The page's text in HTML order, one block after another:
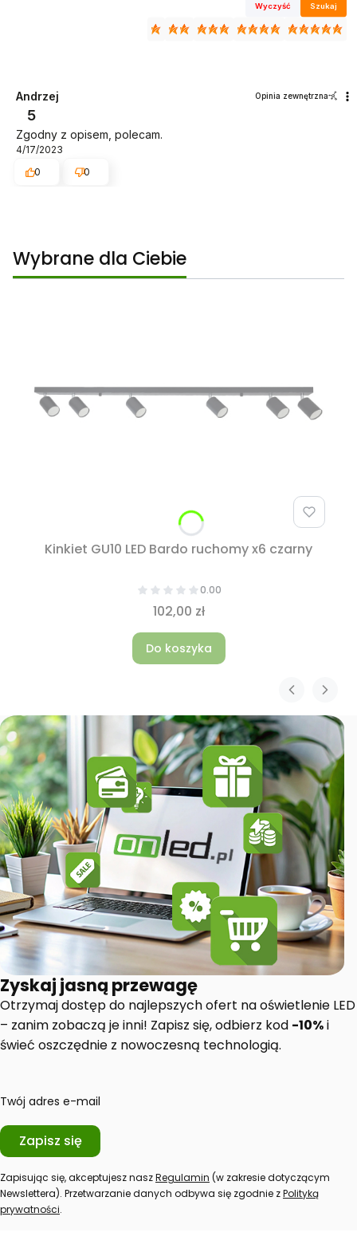
Wyczyść Szukaj
Andrzej Opinia zewnętrzna
5
Zgodny z opisem, polecam.
4/17/2023
0
0
Wybrane dla Ciebie
Kinkiet GU10 LED Bardo ruchomy x6 czarny
0.00
102,00 zł
Do koszyka
Zyskaj jasną przewagę
Otrzymaj dostęp do najlepszych ofert na oświetlenie LED
– zanim zobaczą je inni! Zapisz się, odbierz kod -10%i
świeć oszczędnie z nowoczesną technologią.
Twój adres e-mail
Zapisz się
Zapisując się, akceptujesz naszRegulamin (w zakresie dotyczącym
Newslettera). Przetwarzanie danych odbywa się zgodnie zPolityką
prywatności.